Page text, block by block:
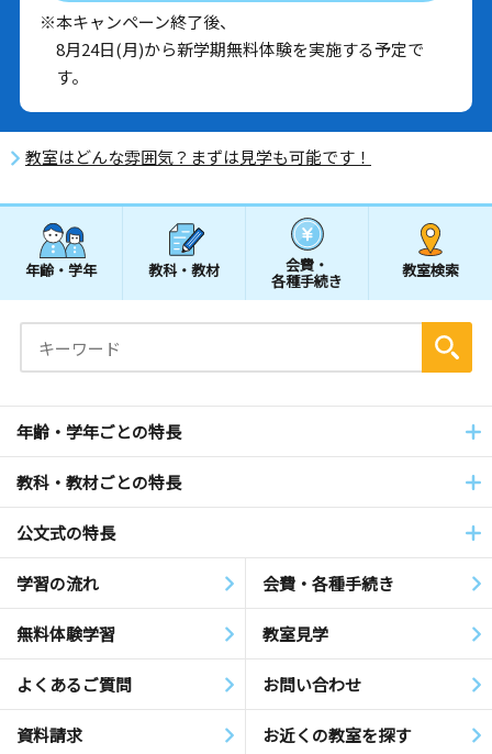
※本キャンペーン終了後、
8月24日(月)から新学期無料体験を実施する予定で
す。
教室はどんな雰囲気？まずは見学も可能です！
年齢・学年 教科・教材 会費・
各種手続き
教室検索
年齢・学年ごとの特長
教科・教材ごとの特長
公文式の特長
学習の流れ 会費・各種手続き
無料体験学習 教室見学
よくあるご質問 お問い合わせ
資料請求 お近くの教室を探す